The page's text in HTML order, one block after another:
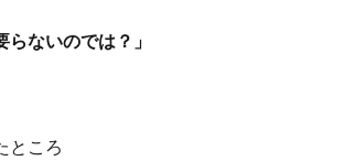
らないのでは？」
ところ